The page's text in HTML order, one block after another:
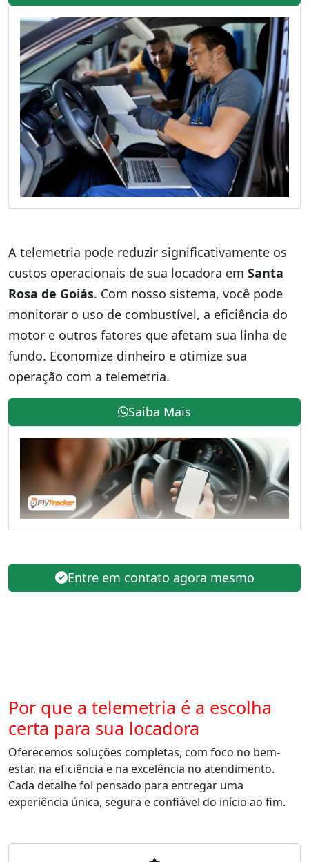
A telemetria pode reduzir significativamente os
custos operacionais de sua locadora em Santa
Rosa de Goiás. Com nosso sistema, você pode
monitorar o uso de combustível, a eficiência do
motor e outros fatores que afetam sua linha de
fundo. Economize dinheiro e otimize sua
operação com a telemetria.
Saiba Mais
Entre em contato agora mesmo
Por que a telemetria é a escolha
certa para sua locadora
Oferecemos soluções completas, com foco no bem-
estar, na eficiência e na excelência no atendimento.
Cada detalhe foi pensado para entregar uma
experiência única, segura e confiável do início ao fim.